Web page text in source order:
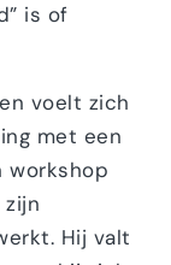
is of
voelt zich
met een
workshop
Hij valt